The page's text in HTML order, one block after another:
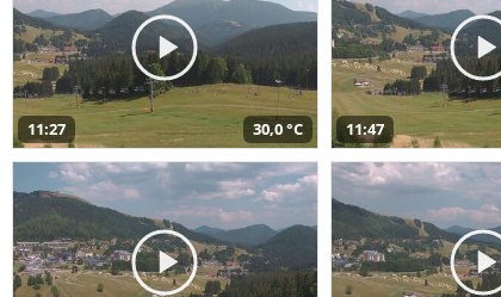
11:27 30,0 °C 11:47